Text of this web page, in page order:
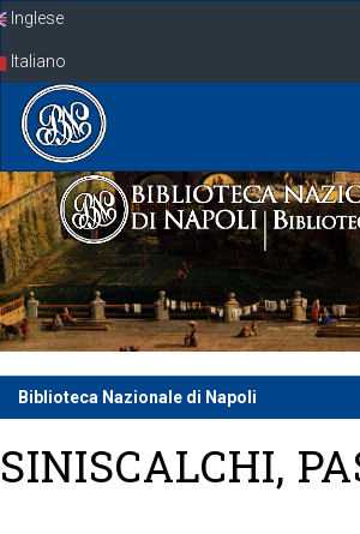
SkipInglese
Italiano
Biblioteca Nazionale di Napoli
SINISCALCHI,